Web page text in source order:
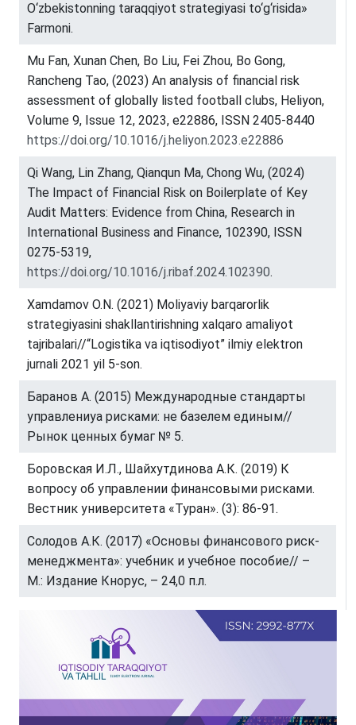
O‘zbekistonning taraqqiyot strategiyasi to‘g‘risida»
Farmoni.
Mu Fan, Xunan Chen, Bo Liu, Fei Zhou, Bo Gong,
Rancheng Tao, (2023) An analysis of financial risk
assessment of globally listed football clubs, Heliyon,
Volume 9, Issue 12, 2023, e22886, ISSN 2405-8440
https://doi.org/10.1016/j.heliyon.2023.e22886
Qi Wang, Lin Zhang, Qianqun Ma, Chong Wu, (2024)
The Impact of Financial Risk on Boilerplate of Key
Audit Matters: Evidence from China, Research in
International Business and Finance, 102390, ISSN
0275-5319,
https://doi.org/10.1016/j.ribaf.2024.102390.
Xamdamov O.N. (2021) Moliyaviy barqarorlik
strategiyasini shakllantirishning xalqaro amaliyot
tajribalari//“Logistika va iqtisodiyot” ilmiy elektron
jurnali 2021 yil 5-son.
Баранов А. (2015) Международные стандарты
управлениya рисками: не базелем единым//
Рынок ценных бумаг № 5.
Боровская И.Л., Шайхутдинова А.К. (2019) К
вопросу об управлении финансовыми рисками.
Вестник университета «Туран». (3): 86-91.
Солодов А.К. (2017) «Основы финансового риск-
менеджмента»: учебник и учебное пособие// –
М.: Издание Кнорус, – 24,0 п.л.